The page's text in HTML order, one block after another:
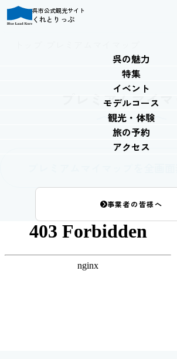
呉市公式観光サイト
くれとりっぷ
呉の魅力
特集
イベント
モデルコース
観光・体験
旅の予約
アクセス
事業者の皆様へ
プレミアムマイマ